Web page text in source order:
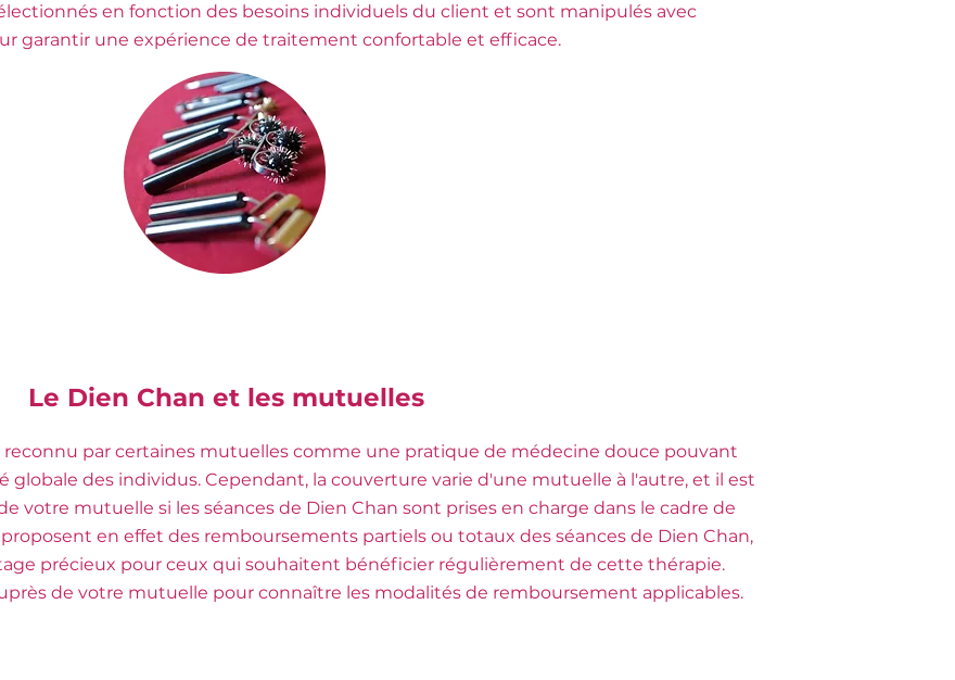
en fonction des besoins individuels du client et sont manipulés avec
garantir une expérience de traitement confortable et efficace.
Le Dien Chan et les mutuelles
reconnu par certaines mutuelles comme une pratique de médecine douce pouvant
globale des individus. Cependant, la couverture varie d'une mutuelle à l'autre, et il est
votre mutuelle si les séances de Dien Chan sont prises en charge dans le cadre de
en effet des remboursements partiels ou totaux des séances de Dien Chan,
précieux pour ceux qui souhaitent bénéficier régulièrement de cette thérapie.
de votre mutuelle pour connaître les modalités de remboursement applicables.